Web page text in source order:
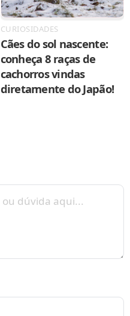
CURIOSIDADES
Cães do sol nascente:
conheça 8 raças de
cachorros vindas
diretamente do Japão!